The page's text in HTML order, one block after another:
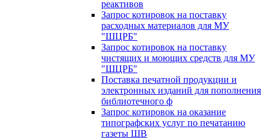
реактивов
Запрос котировок на поставку
расходных материалов для МУ
"ШЦРБ"
Запрос котировок на поставку
чистящих и моющих средств для МУ
"ШЦРБ"
Поставка печатной продукции и
электронных изданий для пополнения
библиотечного ф
Запрос котировок на оказание
типографских услуг по печатанию
газеты ШВ